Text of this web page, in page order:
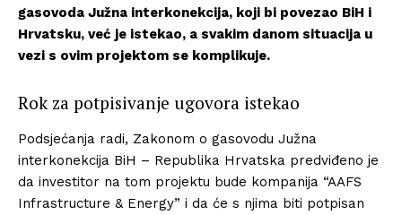
gasovoda Južna interkonekcija, koji bi povezao BiH i
Hrvatsku, već je istekao, a svakim danom situacija u
vezi s ovim projektom se komplikuje.
Rok za potpisivanje ugovora istekao
Podsjećanja radi, Zakonom o gasovodu Južna
interkonekcija BiH – Republika Hrvatska predviđeno je
da investitor na tom projektu bude kompanija “AAFS
Infrastructure & Energy” i da će s njima biti potpisan